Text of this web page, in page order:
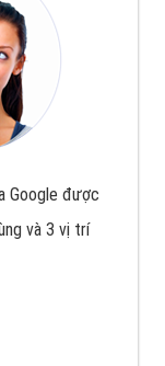
Google được
và 3 vị trí